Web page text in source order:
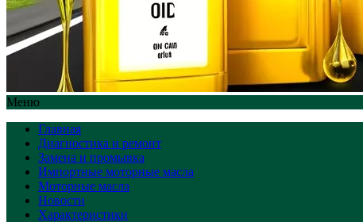
Меню
Главная
Диагностика и ремонт
Замена и промывка
Импортные моторные масла
Моторные масла
Новости
Характеристики